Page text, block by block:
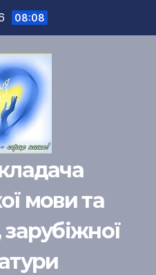
08:08
мови та